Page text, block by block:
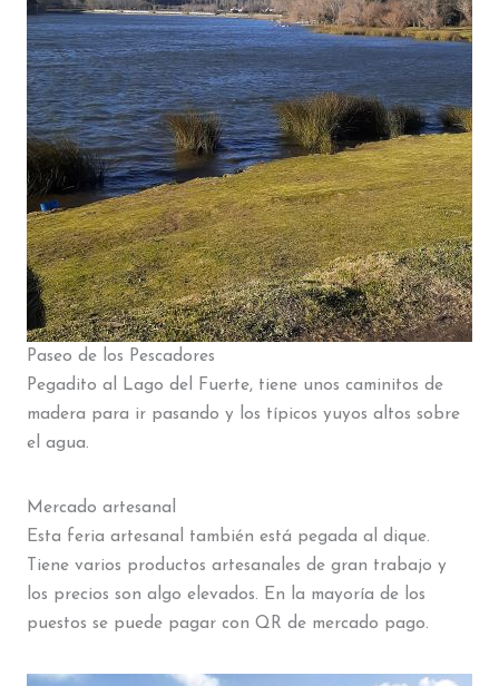
Paseo de los Pescadores
Pegadito al Lago del Fuerte, tiene unos caminitos de
madera para ir pasando y los típicos yuyos altos sobre
el agua.
Mercado artesanal
Esta feria artesanal también está pegada al dique.
Tiene varios productos artesanales de gran trabajo y
los precios son algo elevados. En la mayoría de los
puestos se puede pagar con QR de mercado pago.